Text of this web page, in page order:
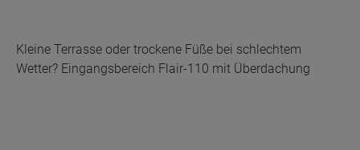
Kleine Terrasse oder trockene Füße bei schlechtem
Wetter? Eingangsbereich Flair-110 mit Überdachung